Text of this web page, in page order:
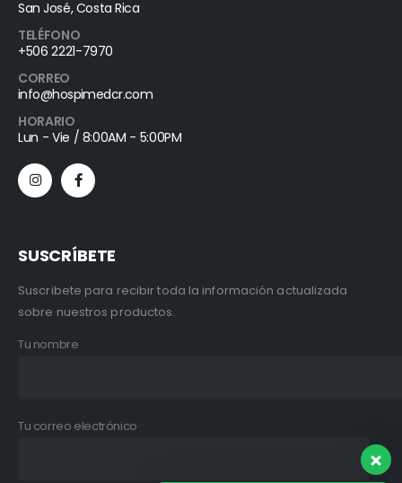
San José, Costa Rica
TELÉFONO
+506 2221-7970
CORREO
info@hospimedcr.com
HORARIO
Lun - Vie / 8:00AM - 5:00PM
SUSCRÍBETE
Suscribete para recibir toda la información actualizada
sobre nuestros productos.
Tu nombre
Tu correo electrónico